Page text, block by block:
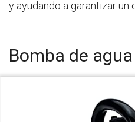
y ayudando a garantizar un
Bomba de